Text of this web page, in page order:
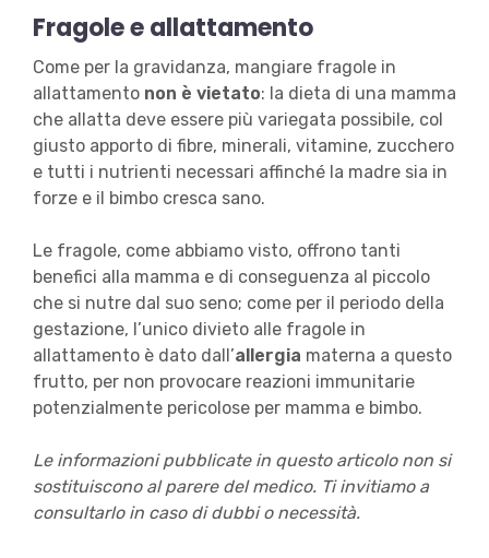
Fragole e allattamento
Come per la gravidanza, mangiare fragole in
allattamento non è vietato: la dieta di una mamma
che allatta deve essere più variegata possibile, col
giusto apporto di fibre, minerali, vitamine, zucchero
e tutti i nutrienti necessari affinché la madre sia in
forze e il bimbo cresca sano.
Le fragole, come abbiamo visto, offrono tanti
benefici alla mamma e di conseguenza al piccolo
che si nutre dal suo seno; come per il periodo della
gestazione, l’unico divieto alle fragole in
allattamento è dato dall’allergia materna a questo
frutto, per non provocare reazioni immunitarie
potenzialmente pericolose per mamma e bimbo.
Le informazioni pubblicate in questo articolo non si
sostituiscono al parere del medico. Ti invitiamo a
consultarlo in caso di dubbi o necessità.